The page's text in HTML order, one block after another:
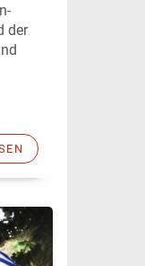
der